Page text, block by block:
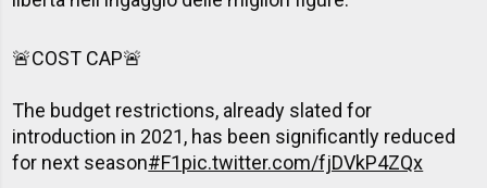
🚨COST CAP🚨
The budget restrictions, already slated for
introduction in 2021, has been significantly reduced
for next season#F1pic.twitter.com/fjDVkP4ZQx